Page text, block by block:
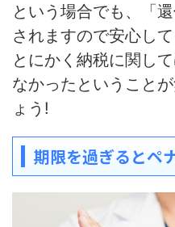
という場合でも、「
されますので安心して
とにかく 納税に関し
なかったということ
ょう!
期限を過ぎるとペ